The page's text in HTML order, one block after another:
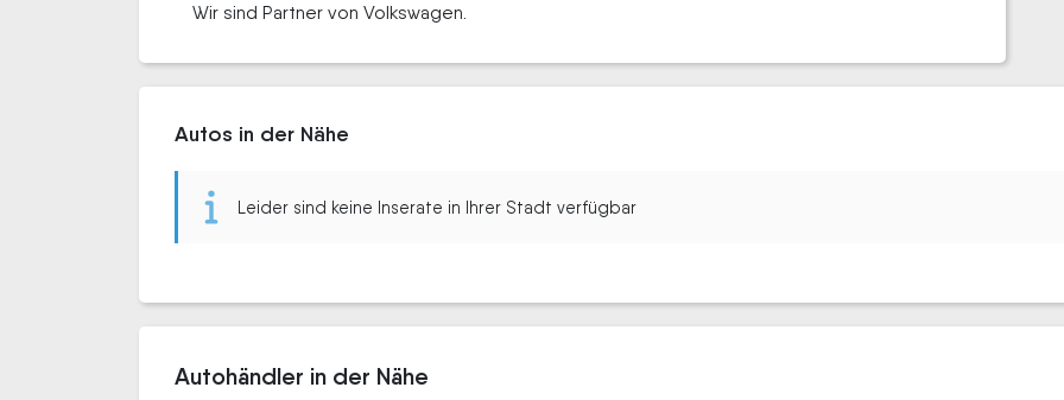
Wir sind Partner von Volkswagen.
Autos in der Nähe
Leider sind keine Inserate in Ihrer Stadt verfügbar
Autohändler in der Nähe